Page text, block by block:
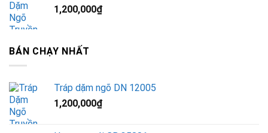
1,200,000₫
BÁN CHẠY NHẤT
Tráp dặm ngõ DN 12005
1,200,000₫